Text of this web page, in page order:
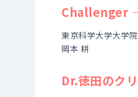
Challenger
東京科学大学大学
岡本 耕
Dr.徳田のク